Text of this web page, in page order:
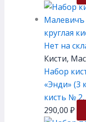
Нет на
Кисти,
Набор
«Энди» (3
кисть №
290,00 ₽